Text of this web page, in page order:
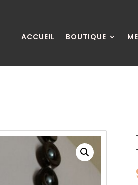
ACCUEIL BOUTIQUE